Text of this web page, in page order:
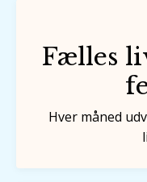
Fælles
Hver måned